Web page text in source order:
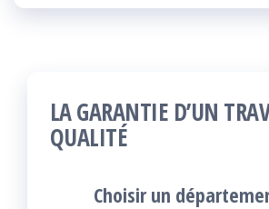
LA GARANTIE D’UN
QUALITÉ
Choisir un